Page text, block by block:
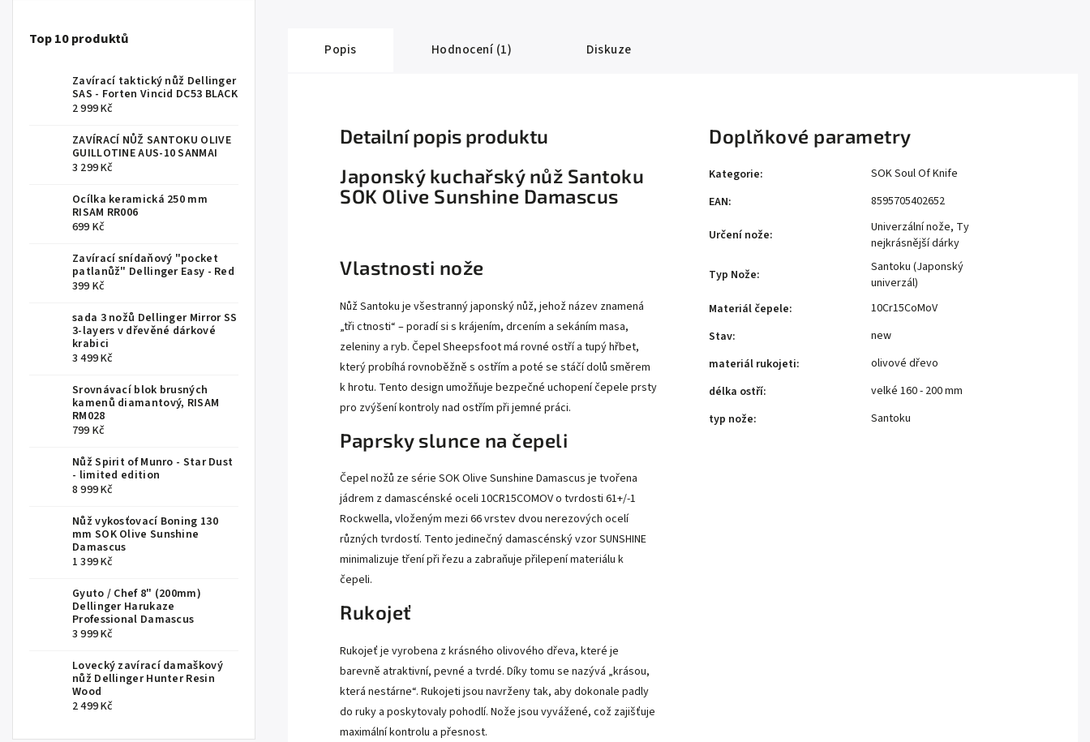
Top 10 produktů
Zavírací taktický nůž Dellinger
SAS - Forten Vincid DC53 BLACK
2 999 Kč
ZAVÍRACÍ NŮŽ SANTOKU OLIVE
GUILLOTINE AUS-10 SANMAI
3 299 Kč
Ocílka keramická 250 mm
RISAM RR006
699 Kč
Zavírací snídaňový "pocket
patlanůž" Dellinger Easy - Red
399 Kč
sada 3 nožů Dellinger Mirror SS
3-layers v dřevěné dárkové
krabici
3 499 Kč
Srovnávací blok brusných
kamenů diamantový, RISAM
RM028
799 Kč
Nůž Spirit of Munro - Star Dust
- limited edition
8 999 Kč
Nůž vykosťovací Boning 130
mm SOK Olive Sunshine
Damascus
1 399 Kč
Gyuto / Chef 8" (200mm)
Dellinger Harukaze
Professional Damascus
3 999 Kč
Lovecký zavírací damaškový
nůž Dellinger Hunter Resin
Wood
2 499 Kč
Popis Hodnocení (1) Diskuze
Detailní popis produktu
Japonský kuchařský nůž Santoku
SOK Olive Sunshine Damascus
Vlastnosti nože
Nůž Santoku je všestranný japonský nůž, jehož název znamená
„tři ctnosti“ – poradí si s krájením, drcením a sekáním masa,
zeleniny a ryb. Čepel Sheepsfoot má rovné ostří a tupý hřbet,
který probíhá rovnoběžně s ostřím a poté se stáčí dolů směrem
k hrotu. Tento design umožňuje bezpečné uchopení čepele prsty
pro zvýšení kontroly nad ostřím při jemné práci.
Paprsky slunce na čepeli
Čepel nožů ze série SOK Olive Sunshine Damascus je tvořena
jádrem z damascénské oceli 10CR15COMOV o tvrdosti 61+/-1
Rockwella, vloženým mezi 66 vrstev dvou nerezových ocelí
různých tvrdostí. Tento jedinečný damascénský vzor SUNSHINE
minimalizuje tření při řezu a zabraňuje přilepení materiálu k
čepeli.
Rukojeť
Rukojeť je vyrobena z krásného olivového dřeva, které je
barevně atraktivní, pevné a tvrdé. Díky tomu se nazývá „krásou,
která nestárne“. Rukojeti jsou navrženy tak, aby dokonale padly
do ruky a poskytovaly pohodlí. Nože jsou vyvážené, což zajišťuje
maximální kontrolu a přesnost.
Doplňkové parametry
Kategorie:
SOK Soul Of Knife
EAN: 8595705402652
Určení nože: Univerzální nože, Ty
nejkrásnější dárky
Typ Nože:
Santoku (Japonský
univerzál)
Materiál čepele:
10Cr15CoMoV
Stav:
new
materiál rukojeti:
olivové dřevo
délka ostří:
velké 160 - 200 mm
typ nože: Santoku